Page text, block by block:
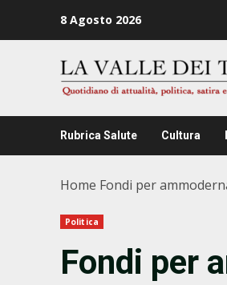
8 Agosto 2026
Rubrica Salute Cultura
Home Fondi per
Politica
Fondi per